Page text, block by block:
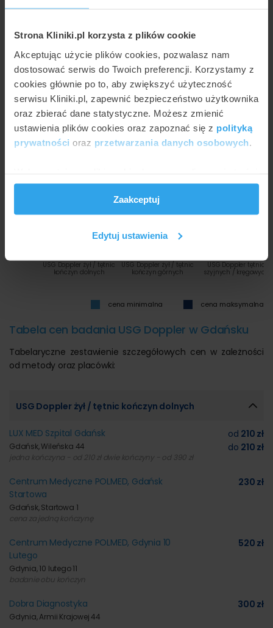
Strona Kliniki.pl korzysta z plików cookie
Akceptując użycie plików cookies, pozwalasz nam
dostosować serwis do Twoich preferencji. Korzystamy z
cookies głównie po to, aby zwiększyć użyteczność
serwisu Kliniki.pl, zapewnić bezpieczeństwo użytkownika
oraz zbierać dane statystyczne. Możesz zmienić
ustawienia plików cookies oraz zapoznać się z polityką
prywatności oraz przetwarzania danych osobowych
i reklam, aby oferować funkcje społecznościowe i
analizować ruch w naszej witrynie. Informacje o tym, jak
korzystasz z naszej witryny, udostępniamy partnerom
społecznościowym, reklamowym i analitycznym.
otrzymanymi od Ciebie lub uzyskanymi podczas
korzystania z ich usług.
Zaakceptuj
Edytuj ustawienia
Ile kosztuje badania USG Doppler w Gdańsku?
Poniższy wykres przedstawia wizualnie minimalne i
maksymalne ceny najpopularniejszych metod w ramach
usługi badania USG Doppler w Gdańsk placówkach:
210 zł
520 zł 520 zł
300 zł
USG Doppler żył / tętnic
kończyn dolnych
USG Doppler żył / tętnic
kończyn górnych
USG Doppler tętnic
szyjnych / kręgowych
500
cena minimalna cena maksymalna
Tabela cen badania USG Doppler w Gdańsku
Tabelaryczne zestawienie szczegółowych cen w zależności
od metody oraz placówki:
USG Doppler żył / tętnic kończyn dolnych
LUX MED Szpital Gdańsk
Gdańsk, Wileńska 44
jedna kończyna - od 210 zł dwie kończyny - od 390 zł
od 210 zł
do 210 zł
Centrum Medyczne POLMED, Gdańsk
Startowa
Gdańsk, Startowa 1
cena za jedną kończynę
230 zł
Centrum Medyczne POLMED, Gdynia 10
Lutego
Gdynia, 10 lutego 11
badanie obu kończyn
520 zł
Dobra Diagnostyka
Gdynia, Armii Krajowej 44
300 zł